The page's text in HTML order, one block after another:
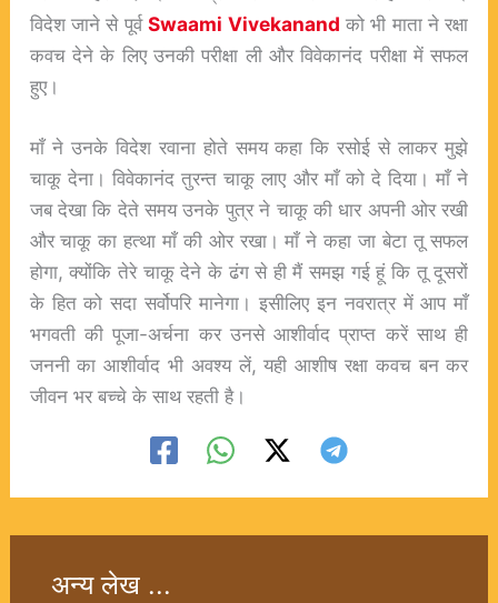
विदेश जाने से पूर्वSwaami Vivekanand को भी माता ने रक्षा
कवच देने के लिए उनकी परीक्षा ली और विवेकानंद परीक्षा में सफल
हुए।
माँ ने उनके विदेश रवाना होते समय कहा कि रसोई से लाकर मुझे
चाकू देना। विवेकानंद तुरन्त चाकू लाए और माँ को दे दिया। माँ ने
जब देखा कि देते समय उनके पुत्र ने चाकू की धार अपनी ओर रखी
और चाकू का हत्था माँ की ओर रखा। माँ ने कहा जा बेटा तू सफल
होगा, क्योंकि तेरे चाकू देने के ढंग से ही मैं समझ गई हूं कि तू दूसरों
के हित को सदा सर्वोपरि मानेगा। इसीलिए इन नवरात्र में आप माँ
भगवती की पूजा-अर्चना कर उनसे आशीर्वाद प्राप्त करें साथ ही
जननी का आशीर्वाद भी अवश्य लें, यही आशीष रक्षा कवच बन कर
जीवन भर बच्चे के साथ रहती है।
अन्य लेख ...